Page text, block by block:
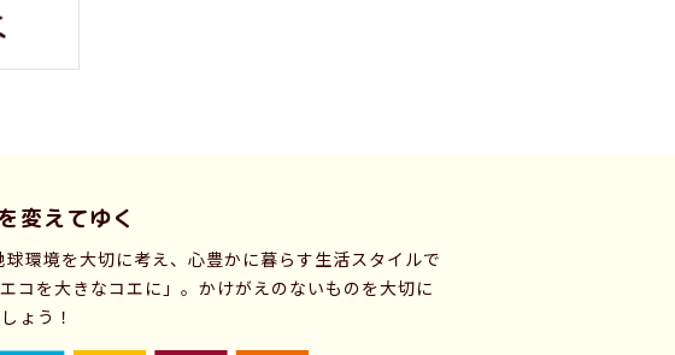
変えてゆく
環境を大切に考え、心豊かに暮らす生活スタイルで
コを大きなコエに」。かけがえのないものを大切に
ょう！